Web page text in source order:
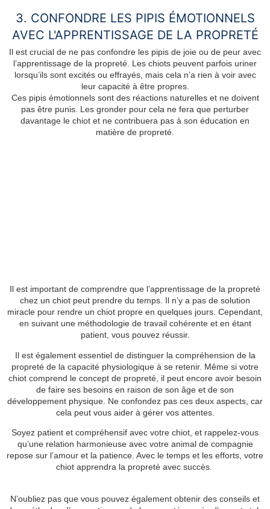
3. CONFONDRE LES PIPIS ÉMOTIONNELS
AVEC L'APPRENTISSAGE DE LA PROPRETÉ
Il est crucial de ne pas confondre les pipis de joie ou de peur avec
l’apprentissage de la propreté. Les chiots peuvent parfois uriner
lorsqu’ils sont excités ou effrayés, mais cela n’a rien à voir avec
leur capacité à être propres.
Ces pipis émotionnels sont des réactions naturelles et ne doivent
pas être punis. Les gronder pour cela ne fera que perturber
davantage le chiot et ne contribuera pas à son éducation en
matière de propreté.
Il est important de comprendre que l’apprentissage de la propreté
chez un chiot peut prendre du temps. Il n’y a pas de solution
miracle pour rendre un chiot propre en quelques jours. Cependant,
en suivant une méthodologie de travail cohérente et en étant
patient, vous pouvez réussir.
Il est également essentiel de distinguer la compréhension de la
propreté de la capacité physiologique à se retenir. Même si votre
chiot comprend le concept de propreté, il peut encore avoir besoin
de faire ses besoins en raison de son âge et de son
développement physique. Ne confondez pas ces deux aspects, car
cela peut vous aider à gérer vos attentes.
Soyez patient et compréhensif avec votre chiot, et rappelez-vous
qu’une relation harmonieuse avec votre animal de compagnie
repose sur l’amour et la patience. Avec le temps et les efforts, votre
chiot apprendra la propreté avec succès.
N’oubliez pas que vous pouvez également obtenir des conseils et